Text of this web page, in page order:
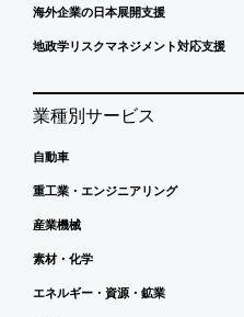
海外企業の日本展開支援
地政学リスクマネジメント対応支援
業種別サービス
自動車
重工業・エンジニアリング
産業機械
素材・化学
エネルギー・資源・鉱業